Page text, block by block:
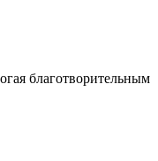
благотворительным